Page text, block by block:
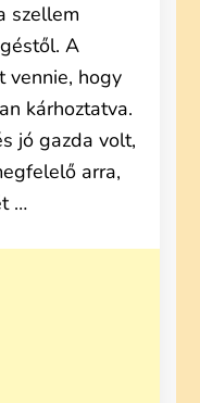
szellem
A
vennie, hogy
kárhoztatva.
jó gazda volt,
arra,
…